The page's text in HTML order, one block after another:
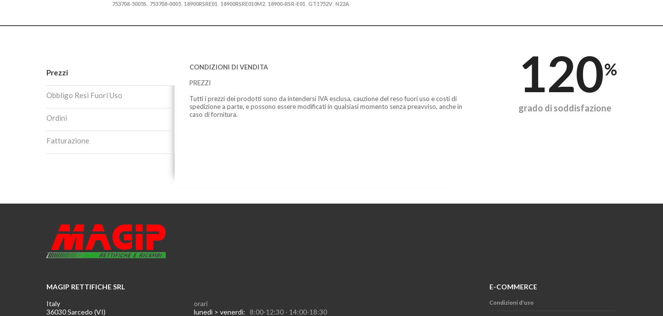
753708-5005S
753708-0005 18900RSRE01 18900RSRE010M2 18900-RSR-E01 GT1752V N22A
Prezzi
Obbligo Resi Fuori Uso
Ordini
Fatturazione
CONDIZIONI DI VENDITA
PREZZI
Tutti i prezzi dei prodotti sono da intendersi IVA esclusa, cauzione del reso fuori uso e costi di
spedizione a parte, e possono essere modificati in qualsiasi momento senza preavviso, anche in
caso di fornitura.
120%
grado di soddisfazione
MAGIP RETTIFICHE SRL
Italy
36030 Sarcedo (VI)
orari
lunedì > venerdì: 8:00-12:30 - 14:00-18:30
E-COMMERCE
Condizioni d'uso